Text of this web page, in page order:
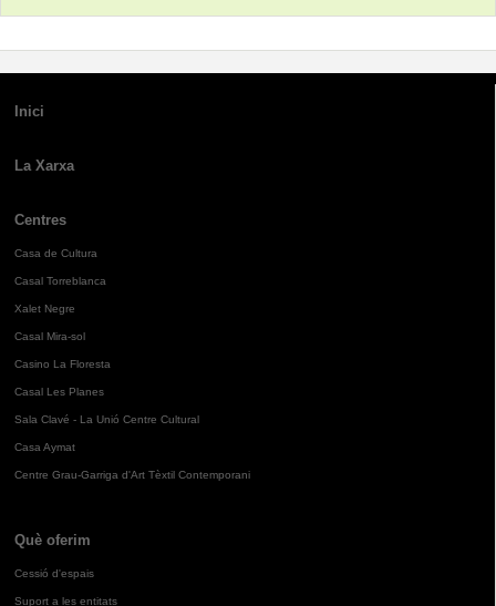
Inici
La Xarxa
Centres
Casa de Cultura
Casal Torreblanca
Xalet Negre
Casal Mira-sol
Casino La Floresta
Casal Les Planes
Sala Clavé - La Unió Centre Cultural
Casa Aymat
Centre Grau-Garriga d'Art Tèxtil Contemporani
Què oferim
Cessió d'espais
Suport a les entitats